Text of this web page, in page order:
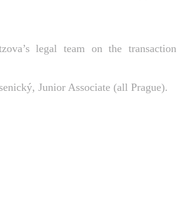
legal team on the transaction
Junior Associate (all Prague).